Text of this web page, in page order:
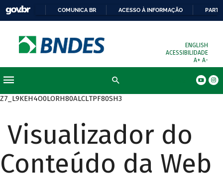
COMUNICA BR ACESSO À INFORMAÇÃO
ENGLISH
ACESSIBILIDADE
A+ A-
Z7_L9KEH4O0LORH80ALCLTPF80SH3
Visualizador do
Conteúdo da Web